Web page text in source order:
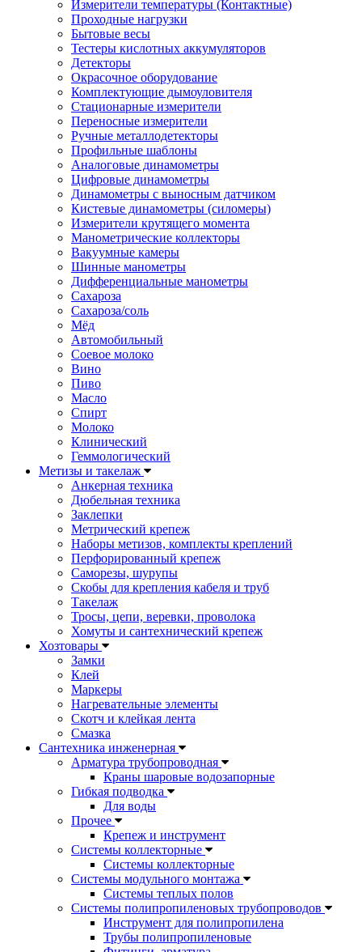
Измерители температуры (Контактные)
Проходные нагрузки
Бытовые весы
Тестеры кислотных аккумуляторов
Детекторы
Окрасочное оборудование
Комплектующие дымоуловителя
Стационарные измерители
Переносные измерители
Ручные металлодетекторы
Профильные шаблоны
Аналоговые динамометры
Цифровые динамометры
Динамометры с выносным датчиком
Кистевые динамометры (силомеры)
Измерители крутящего момента
Манометрические коллекторы
Вакуумные камеры
Шинные манометры
Дифференциальные манометры
Сахароза
Сахароза/соль
Мёд
Автомобильный
Соевое молоко
Вино
Пиво
Масло
Спирт
Молоко
Клинический
Геммологический
Метизы и такелаж
Анкерная техника
Дюбельная техника
Заклепки
Метрический крепеж
Наборы метизов, комплекты креплений
Перфорированный крепеж
Саморезы, шурупы
Скобы для крепления кабеля и труб
Такелаж
Тросы, цепи, веревки, проволока
Хомуты и сантехнический крепеж
Хозтовары
Замки
Клей
Маркеры
Нагревательные элементы
Скотч и клейкая лента
Смазка
Сантехника инженерная
Арматура трубопроводная
Краны шаровые водозапорные
Гибкая подводка
Для воды
Прочее
Крепеж и инструмент
Системы коллекторные
Системы коллекторные
Системы модульного монтажа
Системы теплых полов
Системы полипропиленовых трубопроводов
Инструмент для полипропилена
Трубы полипропиленовые